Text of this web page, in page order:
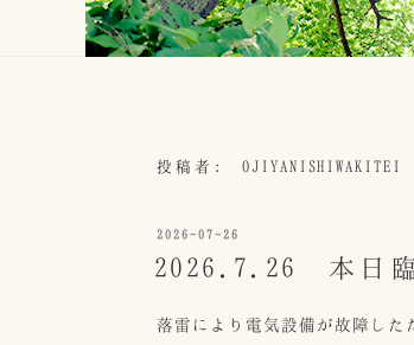
投稿者: OJIYANISHIWAKITEI
投
日:
2026-07-26
2026.7.26 本日
落雷により電気設備が故障した